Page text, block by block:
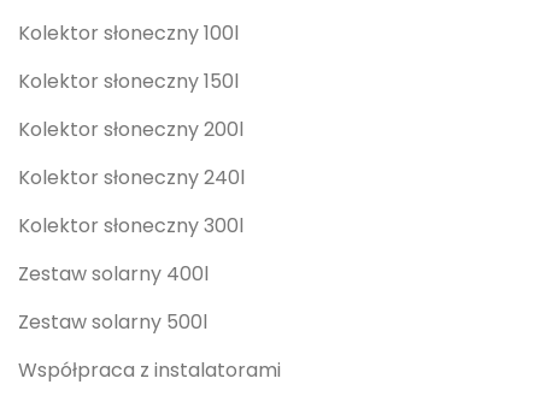
Kolektor słoneczny 100l
Kolektor słoneczny 150l
Kolektor słoneczny 200l
Kolektor słoneczny 240l
Kolektor słoneczny 300l
Zestaw solarny 400l
Zestaw solarny 500l
Współpraca z instalatorami